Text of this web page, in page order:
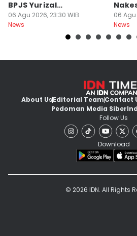
BPJS Yurizal
Mengundurkan Diri
06 Agu 2026, 23:30 WIB
News
06 Agu
News
About UsEditorial TeamContact
Pedoman Media Siber
Follow Us
Download
© 2026 IDN. All Rights